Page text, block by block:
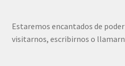
Estaremos encantados de
visitarnos, escribirnos o